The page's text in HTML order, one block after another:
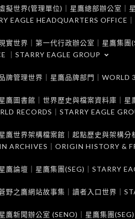
擬世界(管理單位)｜星鷹總部辦公室｜
EAGLE HEADQUARTERS OFFICE
實世界｜第一代行政辦公室｜星鷹集
｜STARRY EAGLE GROUP
牌管理世界｜星鷹品牌部門｜WORLD
鷹圖書館｜世界歷史與檔案資料庫｜
RECORDS｜STARRY EAGLE
鷹世界架構檔案館｜起點歷史與架構
ARCHIVES｜ORIGIN HISTORY &
鷹論壇｜星鷹集團(SEG)｜STARRY
野之鷹網站故事集｜讀者入口世界｜
鷹新聞辦公室 (SENO)｜星鷹集團